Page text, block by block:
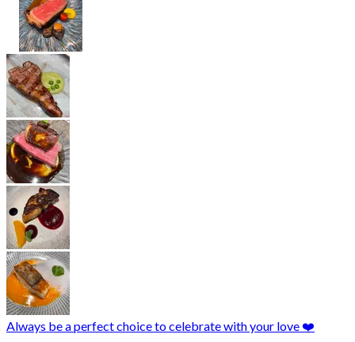
Always be a perfect choice to celebrate with your love ❤️